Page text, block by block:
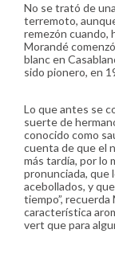
No se trató de
terremoto,
remezón cuando,
Morandé
blanc en
sido pionero, en
Lo que antes se
suerte de
conocido como
cuenta de que el
más tardía, por lo
pronunciada, que
acebollados, y
tiempo”, recuerda
característica
vert que para